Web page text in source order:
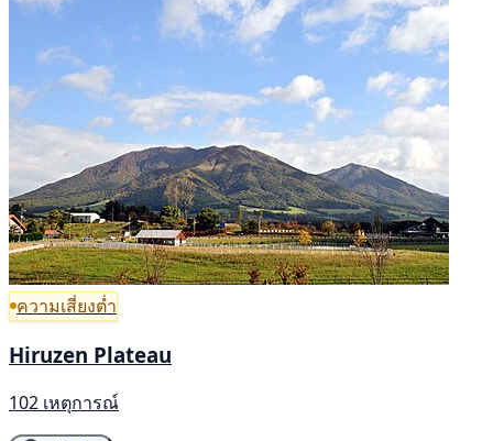
ความเสี่ยงต่ำ
Hiruzen Plateau
102 เหตุการณ์